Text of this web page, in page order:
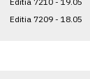
Editia 7209 - 18.05